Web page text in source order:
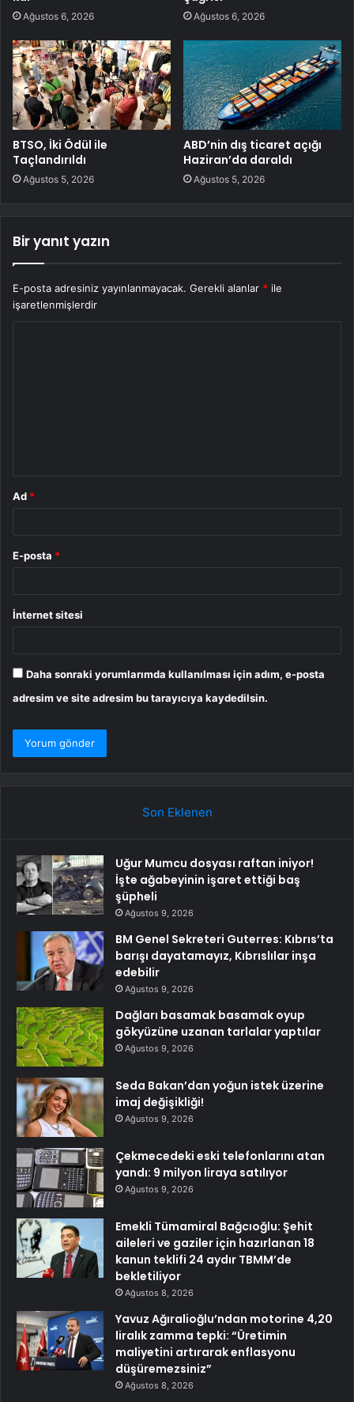
Ağustos 6, 2026 Ağustos 6, 2026
BTSO, İki Ödül ile
Taçlandırıldı
Ağustos 5, 2026
ABD’nin dış ticaret açığı
Haziran’da daraldı
Ağustos 5, 2026
Bir yanıt yazın
E-posta adresiniz yayınlanmayacak. Gerekli alanlar * ile
işaretlenmişlerdir
Ad *
E-posta *
İnternet sitesi
Daha sonraki yorumlarımda kullanılması için adım, e-posta
adresim ve site adresim bu tarayıcıya kaydedilsin.
Son Eklenen
Uğur Mumcu dosyası raftan iniyor!
İşte ağabeyinin işaret ettiği baş
şüpheli
Ağustos 9, 2026
BM Genel Sekreteri Guterres: Kıbrıs’ta
barışı dayatamayız, Kıbrıslılar inşa
edebilir
Ağustos 9, 2026
Dağları basamak basamak oyup
gökyüzüne uzanan tarlalar yaptılar
Ağustos 9, 2026
Seda Bakan’dan yoğun istek üzerine
imaj değişikliği!
Ağustos 9, 2026
Çekmecedeki eski telefonlarını atan
yandı: 9 milyon liraya satılıyor
Ağustos 9, 2026
Emekli Tümamiral Bağcıoğlu: Şehit
aileleri ve gaziler için hazırlanan 18
kanun teklifi 24 aydır TBMM’de
bekletiliyor
Ağustos 8, 2026
Yavuz Ağıralioğlu’ndan motorine 4,20
liralık zamma tepki: “Üretimin
maliyetini artırarak enflasyonu
düşüremezsiniz”
Ağustos 8, 2026